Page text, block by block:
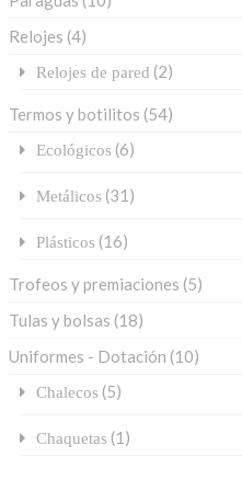
Relojes (4)
Relojes de pared (2)
Termos y botilitos (54)
Ecológicos (6)
Metálicos (31)
Plásticos (16)
Trofeos y premiaciones (5)
Tulas y bolsas (18)
Uniformes - Dotación (10)
Chalecos (5)
Chaquetas (1)